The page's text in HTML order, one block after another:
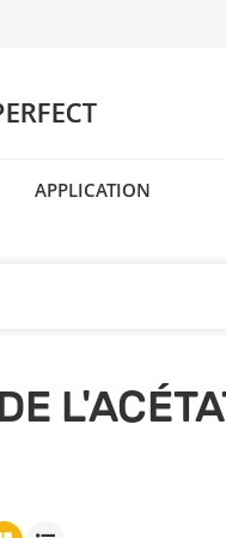
APPLICATION